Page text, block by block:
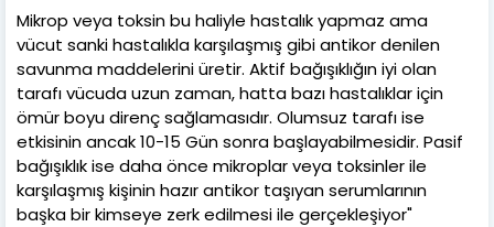
Mikrop veya toksin bu haliyle hastalık yapmaz ama
vücut sanki hastalıkla karşılaşmış gibi antikor denilen
savunma maddelerini üretir. Aktif bağışıklığın iyi olan
tarafı vücuda uzun zaman, hatta bazı hastalıklar için
ömür boyu direnç sağlamasıdır. Olumsuz tarafı ise
etkisinin ancak 10-15 Gün sonra başlayabilmesidir. Pasif
bağışıklık ise daha önce mikroplar veya toksinler ile
karşılaşmış kişinin hazır antikor taşıyan serumlarının
başka bir kimseye zerk edilmesi ile gerçekleşiyor"